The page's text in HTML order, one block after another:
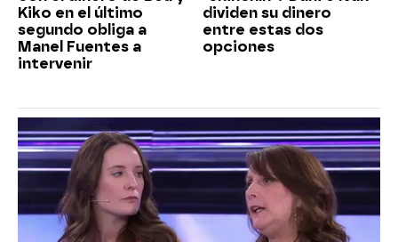
Kiko en el último
segundo obliga a
Manel Fuentes a
intervenir
dividen su dinero
entre estas dos
opciones